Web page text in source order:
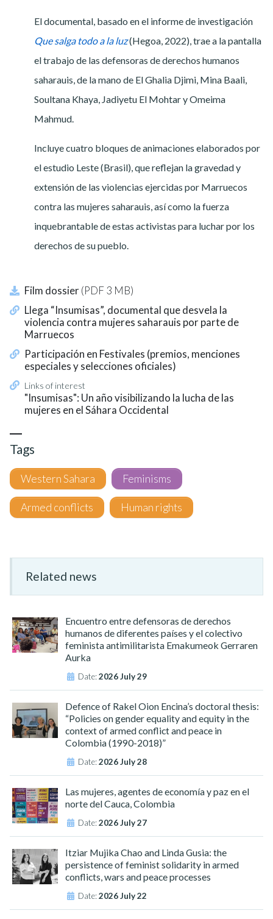
El documental, basado en el informe de investigación
Que salga todo a la luz(Hegoa, 2022), trae a la pantalla
el trabajo de las defensoras de derechos humanos
saharauis, de la mano de El Ghalia Djimi, Mina Baali,
Soultana Khaya, Jadiyetu El Mohtar y Omeima
Mahmud.
Incluye cuatro bloques de animaciones elaborados por
el estudio Leste (Brasil), que reflejan la gravedad y
extensión de las violencias ejercidas por Marruecos
contra las mujeres saharauis, así como la fuerza
inquebrantable de estas activistas para luchar por los
derechos de su pueblo.
Film dossier(PDF 3 MB)
Llega “Insumisas”, documental que desvela la
violencia contra mujeres saharauis por parte de
Marruecos
Participación en Festivales (premios, menciones
especiales y selecciones oficiales)
Links of interest
"Insumisas": Un año visibilizando la lucha de las
mujeres en el Sáhara Occidental
Tags
Western Sahara Feminisms
Armed conflicts Human rights
Related news
Encuentro entre defensoras de derechos
humanos de diferentes países y el colectivo
feminista antimilitarista Emakumeok Gerraren
Aurka
Date:2026 July 29
Defence of Rakel Oion Encina’s doctoral thesis:
“Policies on gender equality and equity in the
context of armed conflict and peace in
Colombia (1990-2018)”
Date:2026 July 28
Las mujeres, agentes de economía y paz en el
norte del Cauca, Colombia
Date:2026 July 27
Itziar Mujika Chao and Linda Gusia: the
persistence of feminist solidarity in armed
conflicts, wars and peace processes
Date:2026 July 22